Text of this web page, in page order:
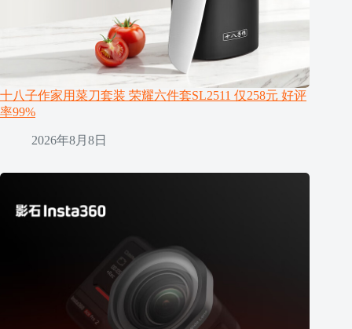
十八子作家用菜刀套装 荣耀六件套SL2511 仅258元 好评
率99%
2026年8月8日